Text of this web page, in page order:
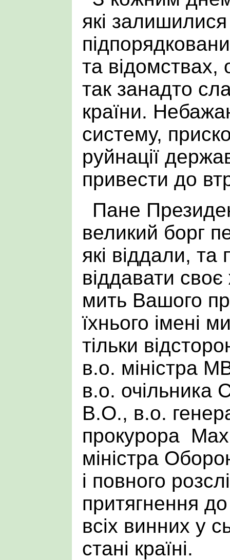
які
та відомствах,
так занадто
країни.
систему,
руйнації
привести до
Пане
великий борг
які віддали,
віддавати
мить Вашого
їхнього імені
тільки
в.о. міністра
в.о. очільника
В.О., в.о.
прокурора
міністра
і повного
притягнення до
всіх винних у
стані країні.